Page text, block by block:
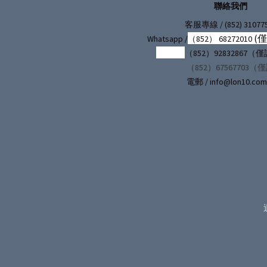
聯絡我們
客服專線 / (852)
Whatsapp /（852） 68272010 (
（852）92832867（
（852）67567703（僅
電郵 /